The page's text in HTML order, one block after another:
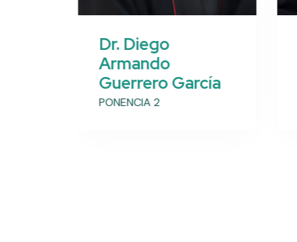
Dr. Diego
Armando
Guerrero García
PONENCIA 2